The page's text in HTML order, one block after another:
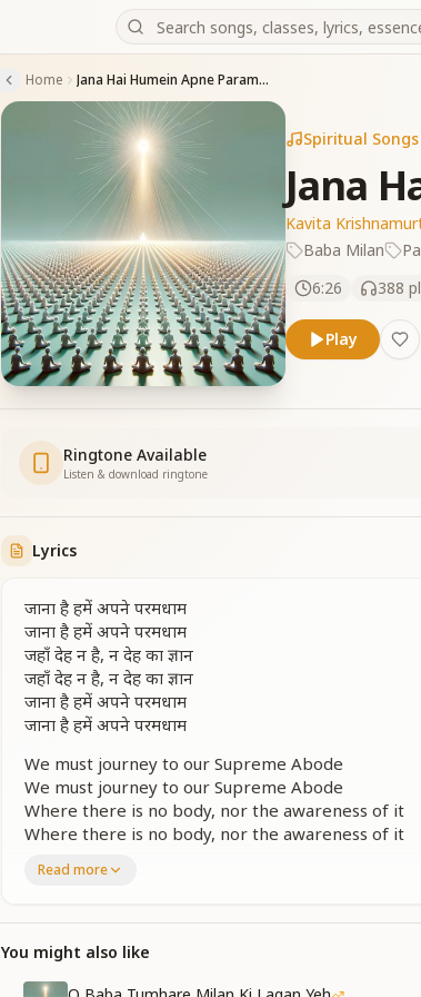
Home Jana Hai Humein Apne Paramdham
Spiritual Songs
Jana
Kavita
Baba Milan
6:26
388
Play
Ringtone Available
Listen & download ringtone
Lyrics
जाना है हमें अपने परमधाम
जाना है हमें अपने परमधाम
जहाँ देह न है, न देह का ज्ञान
जहाँ देह न है, न देह का ज्ञान
जाना है हमें अपने परमधाम
जाना है हमें अपने परमधाम
We must journey to our Supreme Abode
We must journey to our Supreme Abode
Where there is no body, nor the awareness of it
Where there is no body, nor the awareness of it
We must journey to our Supreme Abode
सूरज, चाँद, सितारों के पार
उस घर में है शांति अपार
सूरज, चाँद, सितारों के पार
उस घर में है शांति अपार
Read more
You might also like